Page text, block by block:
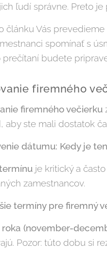
ľudí správne. Preto je
článku Vás prevedieme
spomínať s
prečítaní budete
firemného
firemného večierku
aby ste mali dostatok
dátumu: Kedy je
je kritický a
zamestnancov.
termíny pre firemný
roka (november-
Pozor: túto dobu si